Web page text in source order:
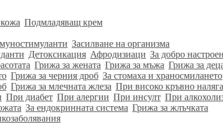
Подмладяващ крем
Засилване на организма
Детоксикация Афродизиаци За добро
Грижа за жената Грижа за мъжа Грижа за
Грижа за черния дроб За стомаха и храносмилането
Грижа за млечната жлеза При високо кръвно
При диабет При алергии При инсулт При
За ендокринната система Грижа за жлъчката